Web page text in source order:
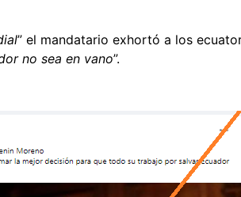
” el mandatario exhortó a los
no sea en vano”.